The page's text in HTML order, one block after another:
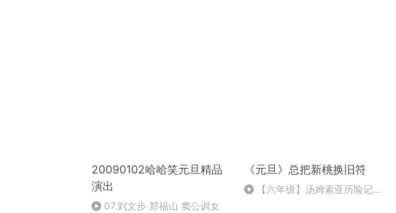
20090102哈哈笑元旦精品
演出
07.刘文步 郑福山 窦公训女
《元旦》总把新桃换旧符
【六年级】汤姆索亚历险记